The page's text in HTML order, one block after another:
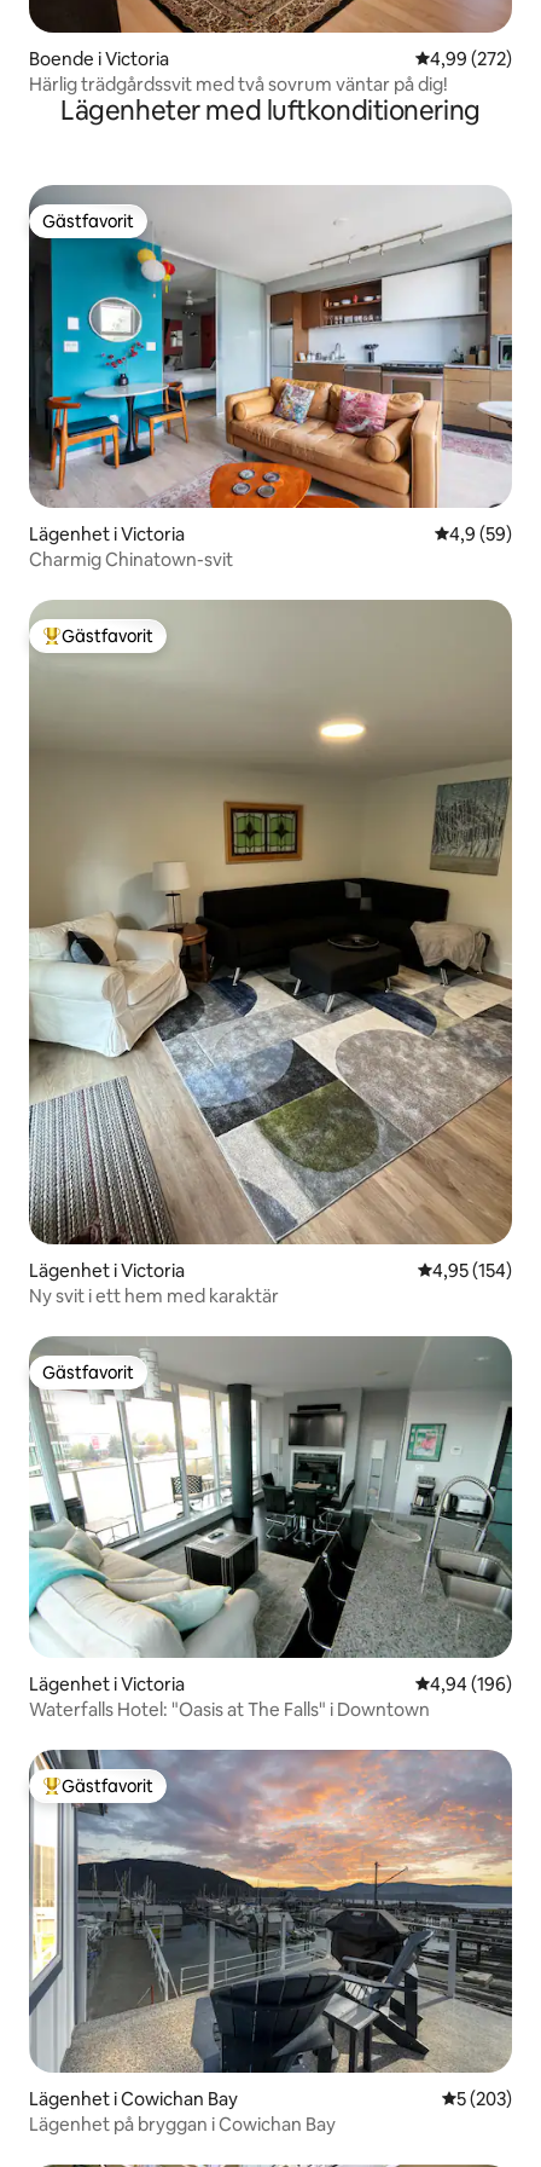
Boende i Victoria 4,99 av 5 i
4,99 (272)
Härlig trädgårdssvit med två sovrum väntar på dig!
Lägenheter med luftkonditionering
Gästfavorit
Gästfavorit
Lägenhet i Victoria 4,9 av 5 i
4,9 (59)
Charmig Chinatown-svit
Populär gästfavorit
Gästfavorit
Lägenhet i Victoria 4,95 av 5 i
4,95 (154)
Ny svit i ett hem med karaktär
Gästfavorit
Gästfavorit
Lägenhet i Victoria 4,94 av 5 i
4,94 (196)
Waterfalls Hotel: "Oasis at The Falls" i Downtown
Populär gästfavorit
Gästfavorit
Lägenhet i Cowichan Bay 5 av 5 i
5 (203)
Lägenhet på bryggan i Cowichan Bay